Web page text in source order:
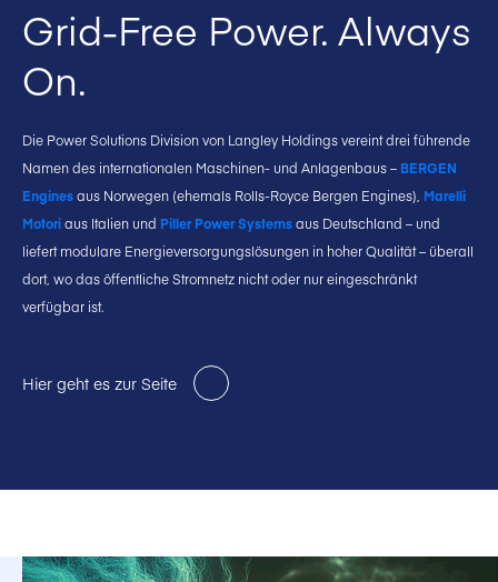
Grid-Free Power. Always
On.
Die Power Solutions Division von Langley Holdings vereint drei führende
Namen des internationalen Maschinen- und Anlagenbaus – BERGEN
Enginesaus Norwegen (ehemals Rolls-Royce Bergen Engines), Marelli
Motoriaus Italien und Piller Power Systemsaus Deutschland – und
liefert modulare Energieversorgungslösungen in hoher Qualität – überall
dort, wo das öffentliche Stromnetz nicht oder nur eingeschränkt
verfügbar ist.
Hier geht es zur Seite